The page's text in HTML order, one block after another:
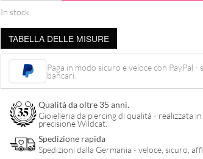
14k
quantità
In stock
TABELLA DELLE MISURE
Paga in modo sicuro e veloce con PayPal -
bancari.
Qualità da oltre 35 anni.
Gioielleria da piercing di qualità - realizzata
precisione Wildcat.
Spedizione rapida
Spedizioni dalla Germania - veloce, sicuro,